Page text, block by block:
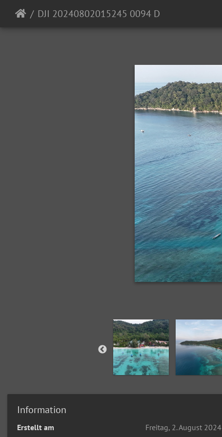
DJI 20240802015245 0094 D
Information
Erstellt am Freitag, 2. August 2024